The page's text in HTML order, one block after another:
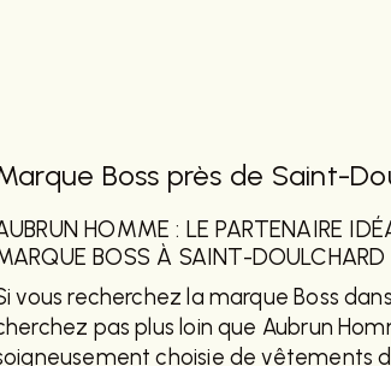
Marque Boss près de Saint-
HOMME : LE PARTENAIRE
BOSS À SAINT-DOULCHARD
vous recherchez la marque Boss
pas plus loin que Aubrun
choisie de vêtements